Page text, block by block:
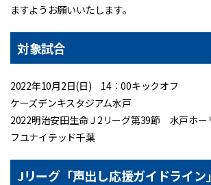
ますようお願いいたします。
対象試合
2022年10月2日(日) 14：00キックオフ
ケーズデンキスタジアム水戸
2022明治安田生命Ｊ2リーグ第39節 水戸ホ
フユナイテッド千葉
Jリーグ「声出し応援ガイドライン